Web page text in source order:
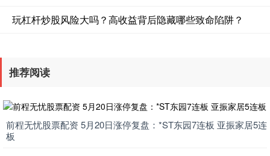
玩杠杆炒股风险大吗？高收益背后隐藏哪些致命陷阱？
推荐阅读
前程无忧股票配资 5月20日涨停复盘：*ST东园7连板 亚振家居5连
板